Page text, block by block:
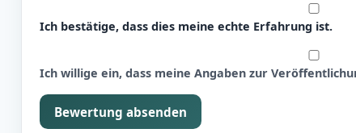
Ich bestätige, dass dies meine echte Erfahrung ist.
Ich willige ein, dass meine Angaben zur
Bewertung absenden